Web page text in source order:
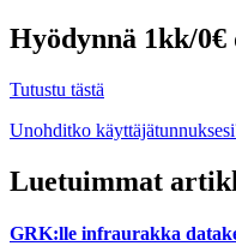
Hyödynnä 1kk/0€
Tutustu tästä
Unohditko
Luetuimmat
GRK:lle infraurakka